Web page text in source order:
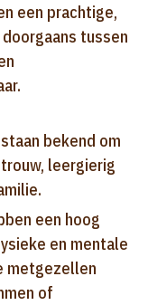
een prachtige,
tussen
bekend om
leergierig
een hoog
en mentale
metgezellen
of